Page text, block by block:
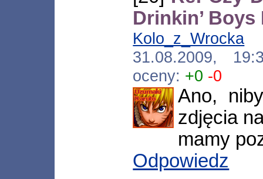
Drinkin’ Boys
Kolo_z_Wrocka
31.08.2009,
oceny: +0 -0
Ano,
zdjęcia
mamy
Odpowiedz